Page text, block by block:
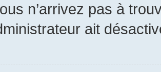
n’arrivez pas à
ait